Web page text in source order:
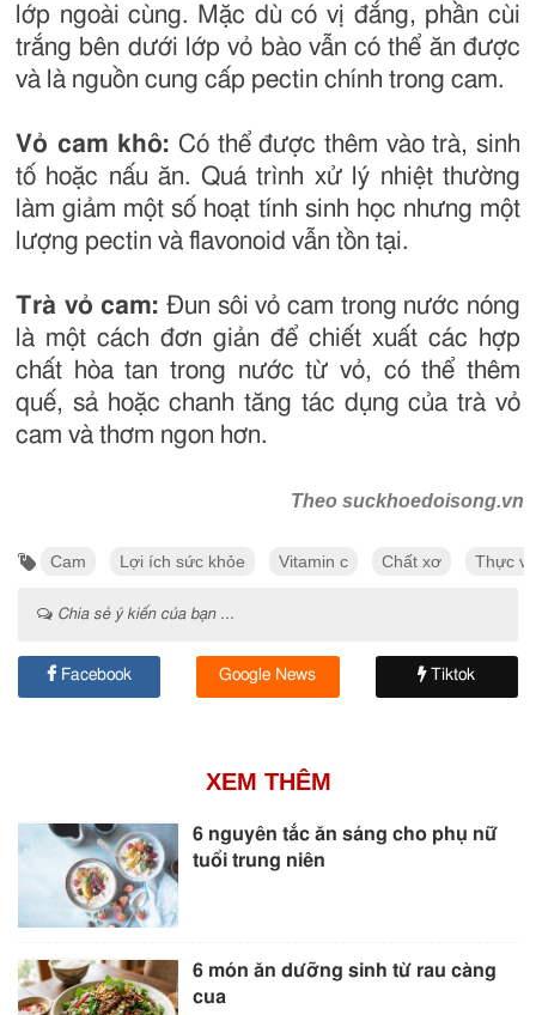
lớp ngoài cùng. Mặc dù có vị đắng, phần cùi
trắng bên dưới lớp vỏ bào vẫn có thể ăn được
và là nguồn cung cấp pectin chính trong cam.
Vỏ cam khô: Có thể được thêm vào trà, sinh
tố hoặc nấu ăn. Quá trình xử lý nhiệt thường
làm giảm một số hoạt tính sinh học nhưng một
lượng pectin và flavonoid vẫn tồn tại.
Trà vỏ cam: Đun sôi vỏ cam trong nước nóng
là một cách đơn giản để chiết xuất các hợp
chất hòa tan trong nước từ vỏ, có thể thêm
quế, sả hoặc chanh tăng tác dụng của trà vỏ
cam và thơm ngon hơn.
Theo suckhoedoisong.vn
Cam Lợi ích sức khỏe Vitamin c Chất xơ Thực
Chia sẻ ý kiến của bạn ...
Facebook Google News Tiktok
XEM THÊM
6 nguyên tắc ăn sáng cho phụ nữ
tuổi trung niên
6 món ăn dưỡng sinh từ rau càng
cua